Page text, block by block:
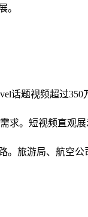
。
话题视频超过
求。短视频直观
旅游局、航空